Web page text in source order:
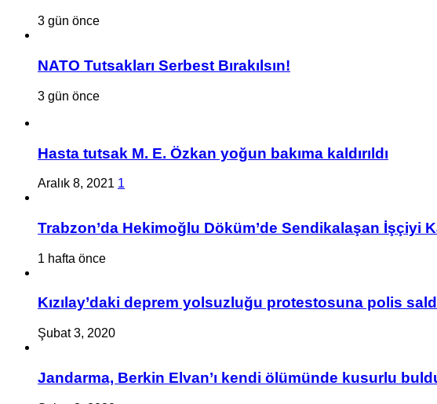
3 gün önce
NATO Tutsakları Serbest Bırakılsın!
3 gün önce
Hasta tutsak M. E. Özkan yoğun bakıma kaldırıldı
Aralık 8, 2021 1
Trabzon’da Hekimoğlu Döküm’de Sendikalaşan İşçiyi
1 hafta önce
Kızılay’daki deprem yolsuzluğu protestosuna polis
Şubat 3, 2020
Jandarma, Berkin Elvan’ı kendi ölümünde kusurlu